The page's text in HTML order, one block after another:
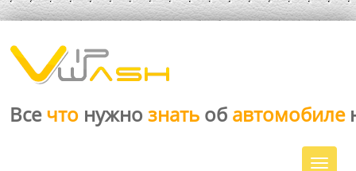
Все что нужно знать об автомобиле